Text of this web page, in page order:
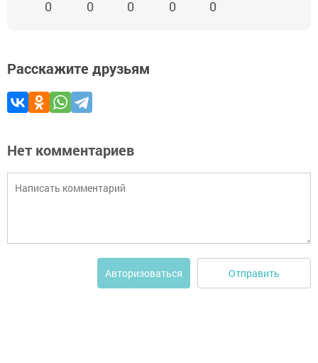
0 0 0 0 0
Расскажите друзьям
Нет комментариев
Авторизоваться Отправить